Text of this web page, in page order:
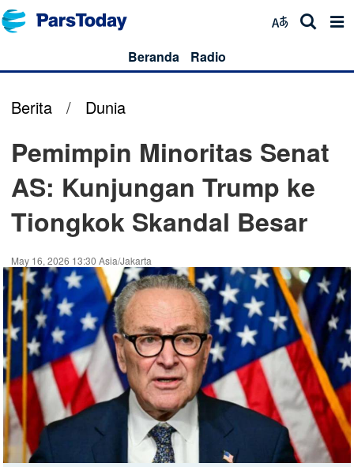
Beranda Radio
Berita / Dunia
Pemimpin Minoritas Senat
AS: Kunjungan Trump ke
Tiongkok Skandal Besar
May 16, 2026 13:30 Asia/Jakarta